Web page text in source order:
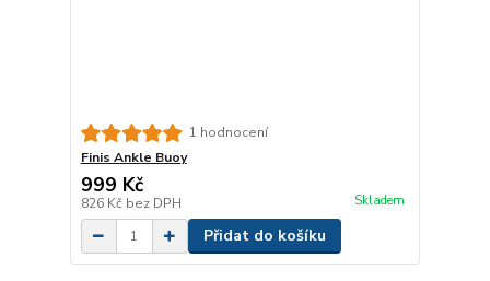
1 hodnocení
Finis Ankle Buoy
999 Kč
826 Kč bez DPH Skladem
Přidat do košíku